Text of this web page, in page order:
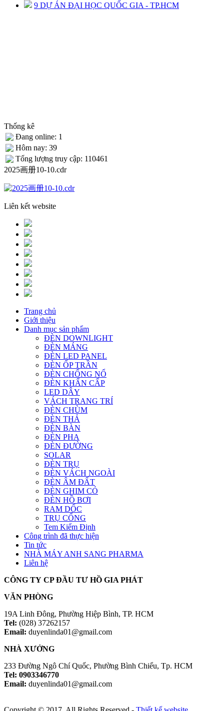
9 DỰ ÁN ĐẠI HỌC QUỐC GIA - TP.HCM
Thống kê
Đang online: 1
Hôm nay: 39
Tống lượng truy cập: 110461
2025画册10-10.cdr
Liên kết website
Trang chủ
Giới thiệu
Danh mục sản phẩm
ĐÈN DOWNLIGHT
ĐÈN MÁNG
ĐÈN LED PANEL
ĐÈN ỐP TRẦN
ĐÈN CHỐNG NỔ
ĐÈN KHẨN CẤP
LED DÂY
VÁCH TRANG TRÍ
ĐÈN CHÙM
ĐÈN THẢ
ĐÈN BÀN
ĐÈN PHA
ĐÈN ĐƯỜNG
SOLAR
ĐÈN TRỤ
ĐÈN VÁCH NGOÀI
ĐÈN ÂM ĐẤT
ĐÈN GHIM CỎ
ĐÈN HỒ BƠI
RAM DỐC
TRỤ CỔNG
Tem Kiểm Định
Công trình đã thực hiện
Tin tức
NHÀ MÁY ANH SANG PHARMA
Liên hệ
CÔNG TY CP ĐẦU TƯ HỒ GIA PHÁT
VĂN PHÒNG
19A Linh Đông, Phường Hiệp Bình, TP. HCM
Tel: (028) 37262157
Email: duyenlinda01@gmail.com
NHÀ XƯỞNG
233 Đường Ngô Chí Quốc, Phường Bình Chiểu, Tp. HCM
Tel: 0903346770
Email: duyenlinda01@gmail.com